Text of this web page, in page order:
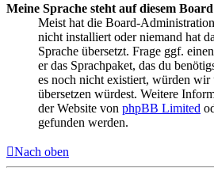
Meine Sprache steht auf diesem
Meist hat die Board-
nicht installiert oder niemand hat
Sprache übersetzt. Frage ggf.
er das Sprachpaket, das du
es noch nicht existiert, würden wir
übersetzen würdest. Weitere
der Website von phpBB Limited
gefunden werden.
Nach oben